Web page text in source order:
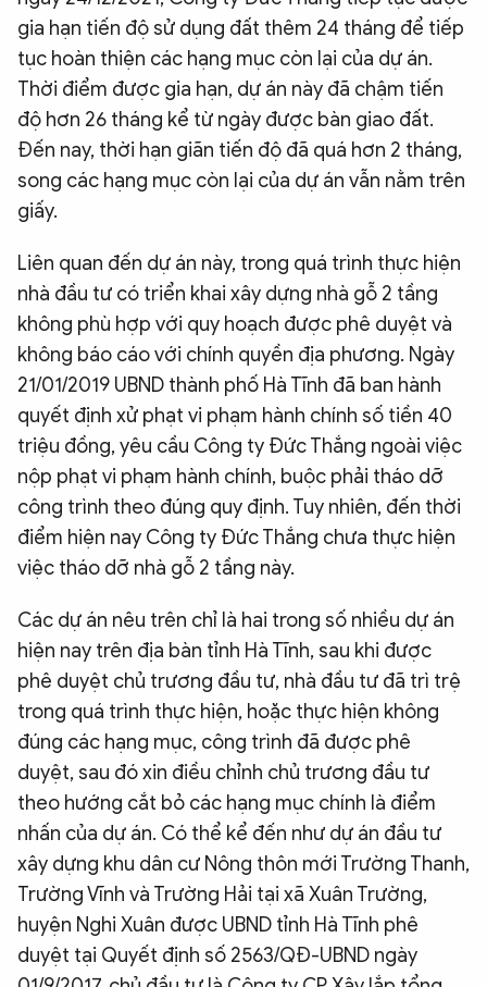
gia hạn tiến độ sử dụng đất thêm 24 tháng để tiếp
tục hoàn thiện các hạng mục còn lại của dự án.
Thời điểm được gia hạn, dự án này đã chậm tiến
độ hơn 26 tháng kể từ ngày được bàn giao đất.
Đến nay, thời hạn giãn tiến độ đã quá hơn 2 tháng,
song các hạng mục còn lại của dự án vẫn nằm trên
giấy.
Liên quan đến dự án này, trong quá trình thực hiện
nhà đầu tư có triển khai xây dựng nhà gỗ 2 tầng
không phù hợp với quy hoạch được phê duyệt và
không báo cáo với chính quyền địa phương. Ngày
21/01/2019 UBND thành phố Hà Tĩnh đã ban hành
quyết định xử phạt vi phạm hành chính số tiền 40
triệu đồng, yêu cầu Công ty Đức Thắng ngoài việc
nộp phạt vi phạm hành chính, buộc phải tháo dỡ
công trình theo đúng quy định. Tuy nhiên, đến thời
điểm hiện nay Công ty Đức Thắng chưa thực hiện
việc tháo dỡ nhà gỗ 2 tầng này.
Các dự án nêu trên chỉ là hai trong số nhiều dự án
hiện nay trên địa bàn tỉnh Hà Tĩnh, sau khi được
phê duyệt chủ trương đầu tư, nhà đầu tư đã trì trệ
trong quá trình thực hiện, hoặc thực hiện không
đúng các hạng mục, công trình đã được phê
duyệt, sau đó xin điều chỉnh chủ trương đầu tư
theo hướng cắt bỏ các hạng mục chính là điểm
nhấn của dự án. Có thể kể đến như dự án đầu tư
xây dựng khu dân cư Nông thôn mới Trường Thanh,
Trường Vĩnh và Trường Hải tại xã Xuân Trường,
huyện Nghi Xuân được UBND tỉnh Hà Tĩnh phê
duyệt tại Quyết định số 2563/QĐ-UBND ngày